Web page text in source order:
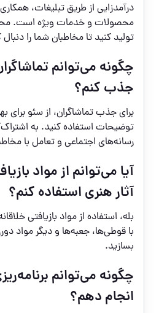
درآمدزایی از طریق تبلیغات،
محصولات و خدمات ویژه است.
تولید کنید تا مخاطبان شما را دنبال
چگونه می‌توانم
جذب کنم؟
برای جذب تماشاگران، از سئو برای
توضیحات استفاده کنید. به
رسانه‌های اجتماعی و تعامل با
آیا می‌توانم از مواد
آثار هنری استفاده کنم؟
بله، استفاده از مواد بازیافتی
با قوطی‌ها، جعبه‌ها و دیگر مواد
بسازید.
چگونه می‌توانم
انجام دهم؟